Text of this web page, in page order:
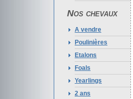
Nos chevaux
A vendre
Poulinières
Etalons
Foals
Yearlings
2 ans